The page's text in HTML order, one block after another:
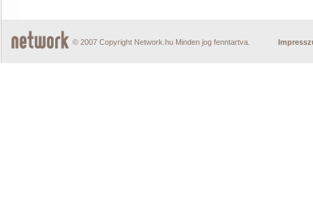
© 2007 Copyright Network.hu Minden jog fenntartva.